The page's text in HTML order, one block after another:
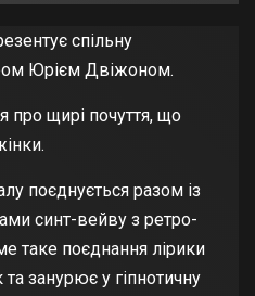
спільну
Юрієм Двіжоном.
про щирі почуття, що
поєднується разом із
синт-вейву з ретро-
таке поєднання лірики
занурює у гіпнотичну